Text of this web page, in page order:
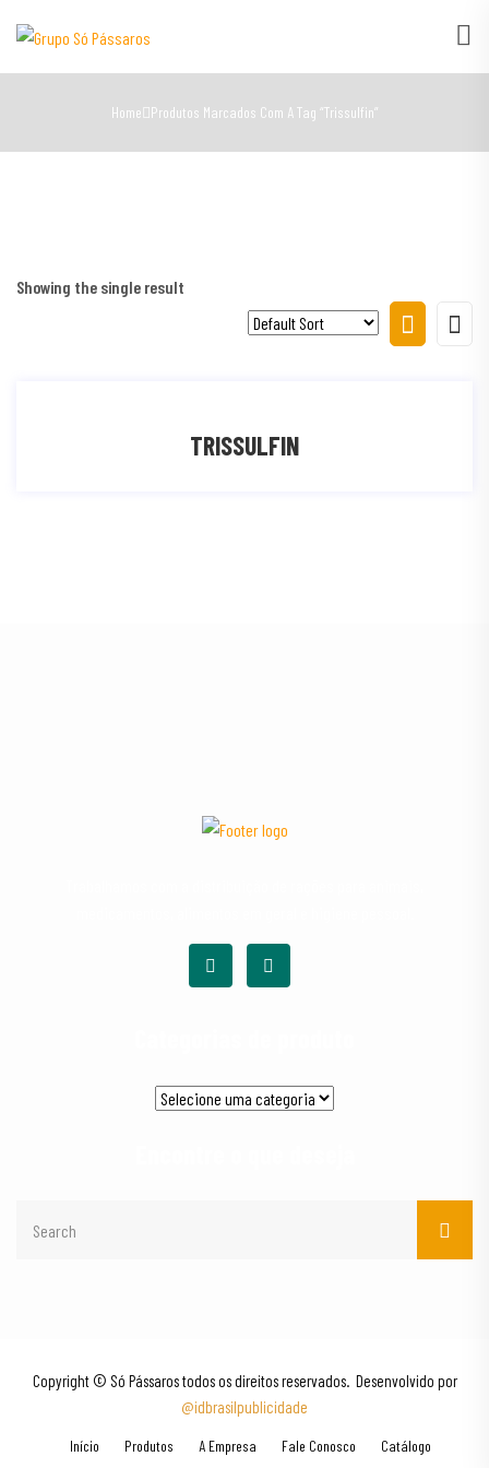
Home Produtos Marcados Com A Tag “trissulfin”
Showing the single result
TRISSULFIN
Copyright © Só Pássaros todos os direitos reservados. Desenvolvido por
@idbrasilpublicidade
Início Produtos A Empresa Fale Conosco Catálogo